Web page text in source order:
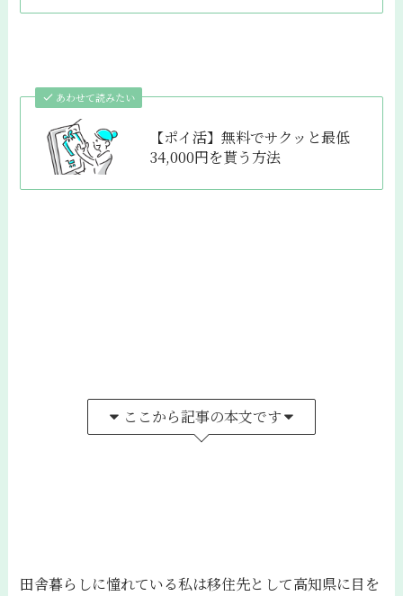
あわせて読みたい
【ポイ活】無料でサクッと最低
34,000円を貰う方法
ここから記事の本文です
田舎暮らしに憧れている私は移住先として高知県に目を